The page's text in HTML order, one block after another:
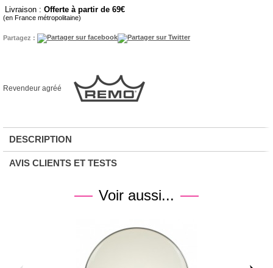
Livraison : Offerte à partir de 69
(en France métropolitaine)
Partagez :
Revendeur agréé
DESCRIPTION
AVIS CLIENTS ET TESTS
Voir aussi...